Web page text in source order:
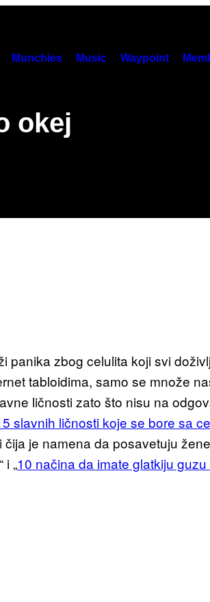
Munchies Music Waypoint
okej
panika zbog celulita koji svi
tabloidima, samo se množe
ličnosti zato što nisu na
slavnih ličnosti koje se bore sa
čija je namena da posavetuju
i „10 načina da imate glatkiju guzu